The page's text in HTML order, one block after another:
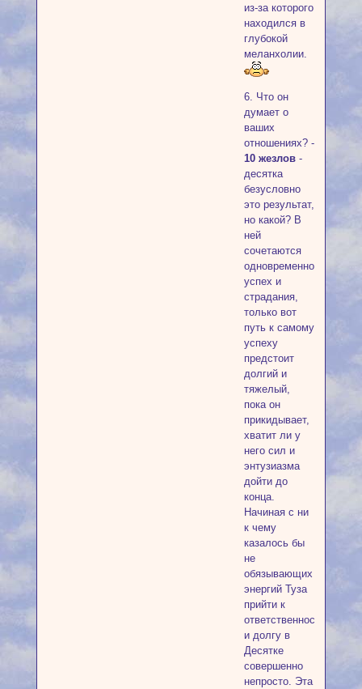
из-за которого
находился в
глубокой
меланхолии.
6. Что он
думает о
ваших
отношениях? -
10 жезлов-
десятка
безусловно
это результат,
но какой? В
ней
сочетаются
одновременно
успех и
страдания,
только вот
путь к самому
успеху
предстоит
долгий и
тяжелый,
пока он
прикидывает,
хватит ли у
него сил и
энтузиазма
дойти до
конца.
Начиная с ни
к чему
казалось бы
не
обязывающих
энергий Туза
прийти к
ответственности
и долгу в
Десятке
совершенно
непросто. Эта